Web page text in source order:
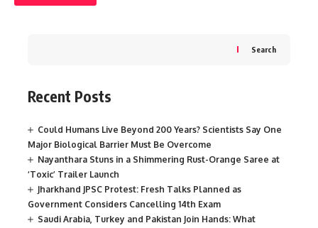
Search
Recent Posts
Could Humans Live Beyond 200 Years? Scientists Say One
Major Biological Barrier Must Be Overcome
Nayanthara Stuns in a Shimmering Rust-Orange Saree at
‘Toxic’ Trailer Launch
Jharkhand JPSC Protest: Fresh Talks Planned as
Government Considers Cancelling 14th Exam
Saudi Arabia, Turkey and Pakistan Join Hands: What